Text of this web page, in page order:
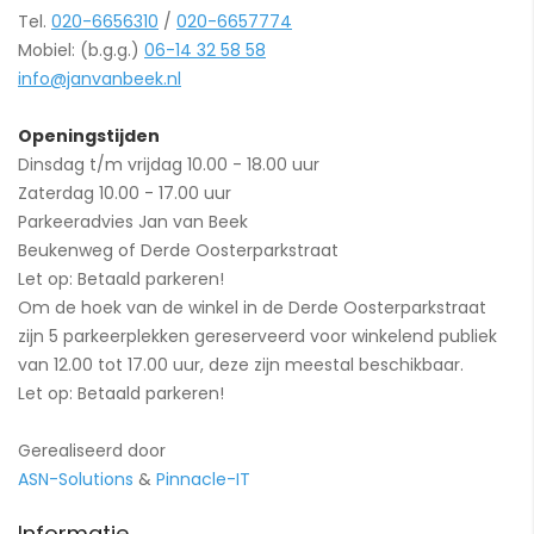
Tel. 020-6656310 / 020-6657774
Mobiel: (b.g.g.) 06-14 32 58 58
info@janvanbeek.nl
Openingstijden
Dinsdag t/m vrijdag 10.00 - 18.00 uur
Zaterdag 10.00 - 17.00 uur
Parkeeradvies Jan van Beek
Beukenweg of Derde Oosterparkstraat
Let op: Betaald parkeren!
Om de hoek van de winkel in de Derde Oosterparkstraat
zijn 5 parkeerplekken gereserveerd voor winkelend publiek
van 12.00 tot 17.00 uur, deze zijn meestal beschikbaar.
Let op: Betaald parkeren!
Gerealiseerd door
ASN-Solutions & Pinnacle-IT